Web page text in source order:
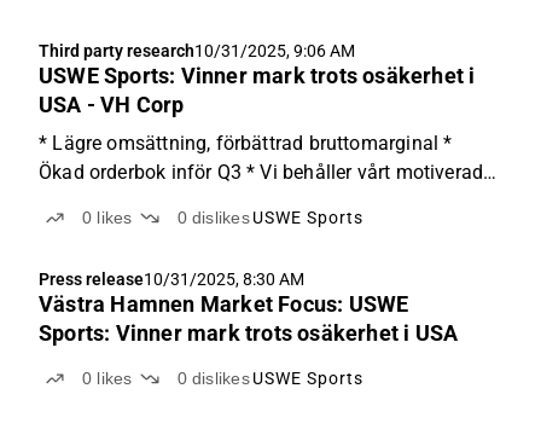
Third party research10/31/2025, 9:06 AM
USWE Sports: Vinner mark trots osäkerhet i
USA - VH Corp
* Lägre omsättning, förbättrad bruttomarginal *
Ökad orderbok inför Q3 * Vi behåller vårt motiverade
och effekten på efterfrågan skapar fortsatta
USWE...
0 likes 0 dislikes USWE Sports
Press release10/31/2025, 8:30 AM
Västra Hamnen Market Focus: USWE
Sports: Vinner mark trots osäkerhet i USA
0 likes 0 dislikes USWE Sports